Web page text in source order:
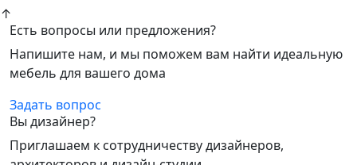
↑
Есть вопросы или предложения?
Напишите нам, и мы поможем вам найти идеальную
мебель для вашего дома
Задать вопрос
Вы дизайнер?
Приглашаем к сотрудничеству дизайнеров,